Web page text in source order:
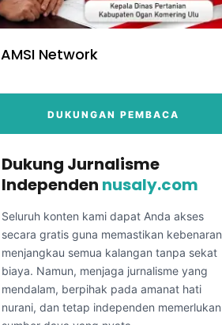
AMSI Network
DUKUNGAN PEMBACA
Dukung Jurnalisme
Independen nusaly.com
Seluruh konten kami dapat Anda akses
secara gratis guna memastikan kebenaran
menjangkau semua kalangan tanpa sekat
biaya. Namun, menjaga jurnalisme yang
mendalam, berpihak pada amanat hati
nurani, dan tetap independen memerlukan